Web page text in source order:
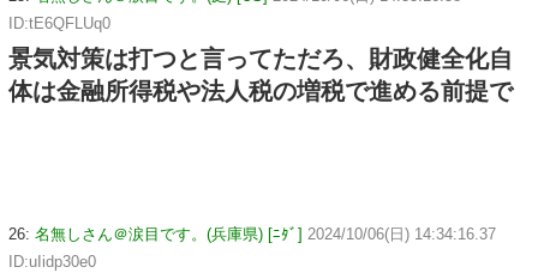
ID:tE6QFLUq0
景気対策は打つと言ってただろ、財政健全化自
体は金融所得税や法人税の増税で進める前提で
26: 名無しさん＠涙目です。(兵庫県) [ﾆﾀﾞ] 2024/10/06(日) 14:34:16.37
ID:uIidp30e0